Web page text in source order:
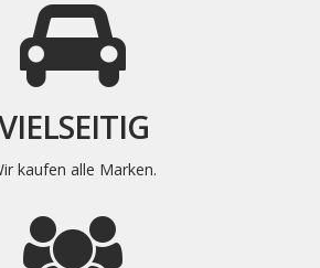
kaufen alle Marken.